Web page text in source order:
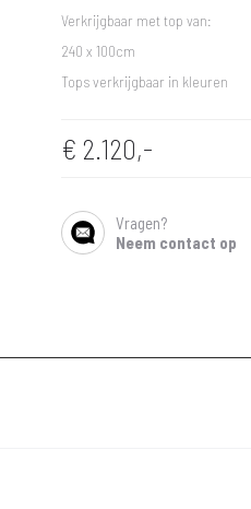
Verkrijgbaar met top van:
240 x 100cm
Tops verkrijgbaar in kleuren
€ 2.120,-
SHARE
Vragen?
Neem contact op